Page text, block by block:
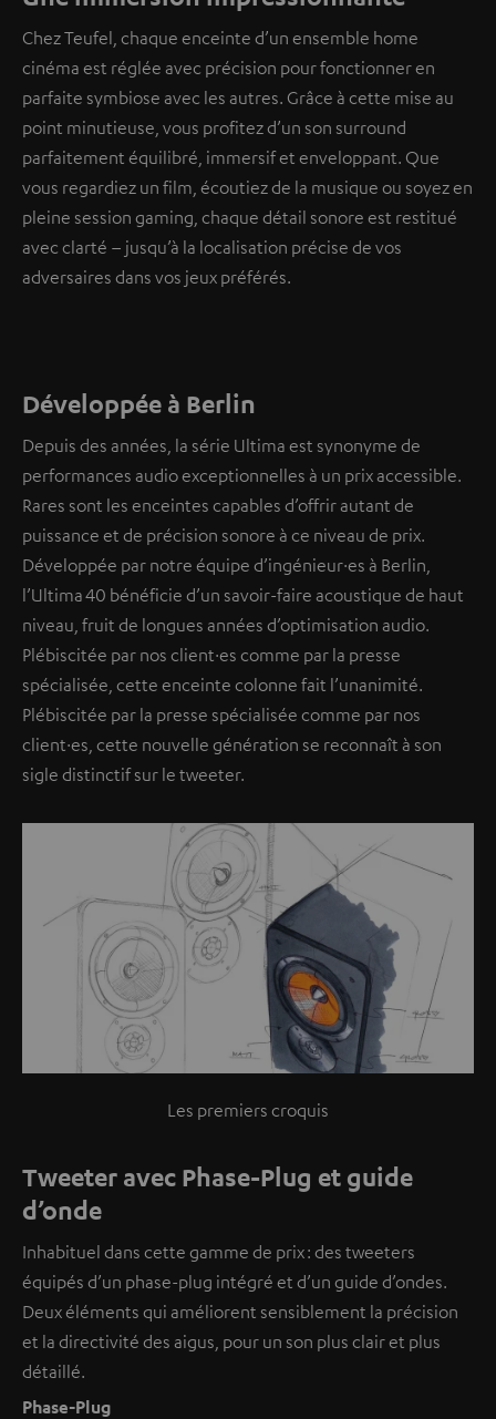
Chez Teufel, chaque enceinte d’un ensemble home
cinéma est réglée avec précision pour fonctionner en
parfaite symbiose avec les autres. Grâce à cette mise au
point minutieuse, vous profitez d’un son surround
parfaitement équilibré, immersif et enveloppant. Que
vous regardiez un film, écoutiez de la musique ou soyez en
pleine session gaming, chaque détail sonore est restitué
avec clarté – jusqu’à la localisation précise de vos
adversaires dans vos jeux préférés.
Développée à Berlin
Depuis des années, la série Ultima est synonyme de
performances audio exceptionnelles à un prix accessible.
Rares sont les enceintes capables d’offrir autant de
puissance et de précision sonore à ce niveau de prix.
Développée par notre équipe d’ingénieur·es à Berlin,
l’Ultima 40 bénéficie d’un savoir-faire acoustique de haut
niveau, fruit de longues années d’optimisation audio.
Plébiscitée par nos client·es comme par la presse
spécialisée, cette enceinte colonne fait l’unanimité.
Plébiscitée par la presse spécialisée comme par nos
client·es, cette nouvelle génération se reconnaît à son
sigle distinctif sur le tweeter.
Les premiers croquis
Tweeter avec Phase-Plug et guide
d’onde
Inhabituel dans cette gamme de prix : des tweeters
équipés d’un phase-plug intégré et d’un guide d’ondes.
Deux éléments qui améliorent sensiblement la précision
et la directivité des aigus, pour un son plus clair et plus
détaillé.
Phase-Plug